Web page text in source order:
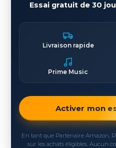
Essai gratuit de 30
Livraison rapide
Prime Music
Activer mon
En tant que Partenaire Amazon,
sur les achats éligibles. Aucun